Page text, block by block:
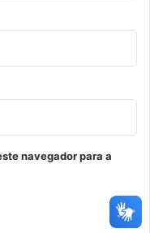
navegador para a